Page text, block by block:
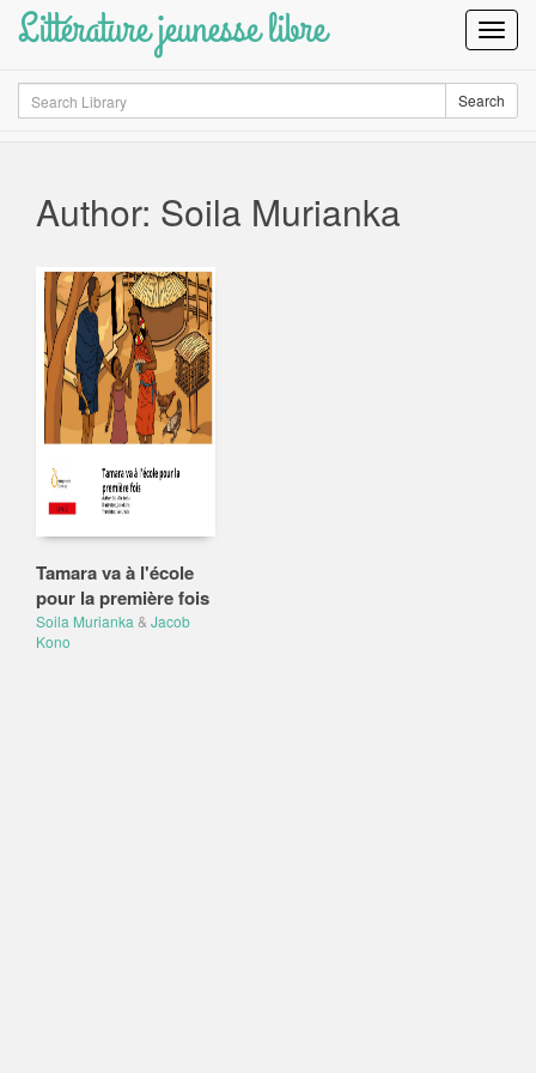
Littérature jeunesse libre
Search Search
Author: Soila Murianka
Tamara va à l'école
pour la première fois
Soila Murianka & Jacob
Kono